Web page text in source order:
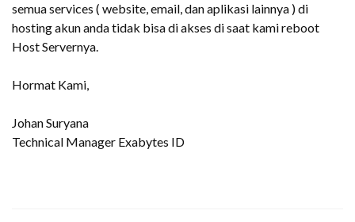
semua services ( website, email, dan aplikasi lainnya ) di
hosting akun anda tidak bisa di akses di saat kami reboot
Host Servernya.
Hormat Kami,
Johan Suryana
Technical Manager Exabytes ID